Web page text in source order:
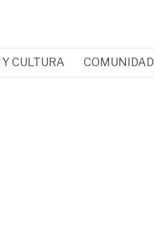
CULTURA COMUNIDAD